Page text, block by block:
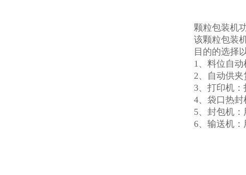
颗粒包装机
该颗粒包装
目的的选择
1、料位自
2、自动供夹
3、打印机：
4、袋口热封
5、封包机
6、输送机：